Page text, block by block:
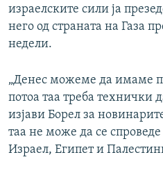
израелските сили ја
него од страната на Газа
недели.
„Денес можеме да имаме
потоа таа треба технички
изјави Борел за
таа не може да се
Израел, Египет и